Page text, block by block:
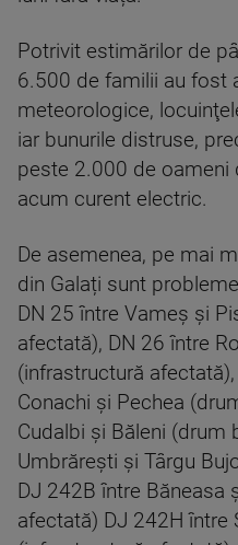
Potrivit estimărilor de
6.500 de familii au fost
meteorologice,
iar bunurile distruse,
peste 2.000 de oameni
acum curent electric.
De asemenea, pe mai
din Galați sunt
DN 25 între Vameş şi
afectată), DN 26 între
(infrastructură
Conachi şi Pechea
Cudalbi şi Băleni (drum
Umbrăreşti şi Târgu
DJ 242B între Băneasa
afectată) DJ 242H între